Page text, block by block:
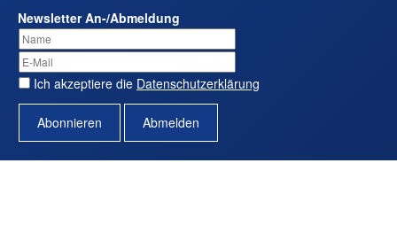
Newsletter An-/Abmeldung
Ich akzeptiere die Datenschutzerklärung
Abonnieren Abmelden